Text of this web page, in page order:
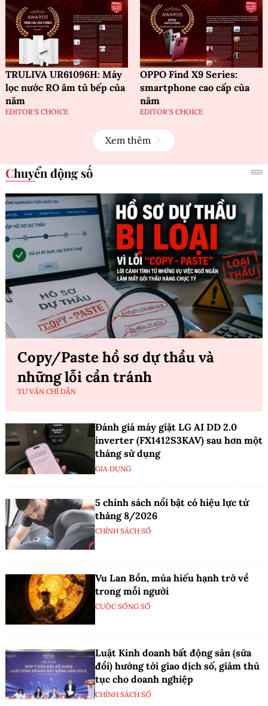
TRULIVA UR61096H: Máy
lọc nước RO âm tủ bếp của
năm
EDITOR'S CHOICE
OPPO Find X9 Series:
smartphone cao cấp của
năm
EDITOR'S CHOICE
Xem thêm
Chuyển động số
Copy/Paste hồ sơ dự thầu và
những lỗi cần tránh
TƯ VẤN CHỈ DẪN
Đánh giá máy giặt LG AI DD 2.0
inverter (FX1412S3KAV) sau hơn một
tháng sử dụng
GIA DỤNG
5 chính sách nổi bật có hiệu lực từ
tháng 8/2026
CHÍNH SÁCH SỐ
Vu Lan Bồn, mùa hiếu hạnh trở về
trong mỗi người
CUỘC SỐNG SỐ
Luật Kinh doanh bất động sản (sửa
đổi) hướng tới giao dịch số, giảm thủ
tục cho doanh nghiệp
CHÍNH SÁCH SỐ